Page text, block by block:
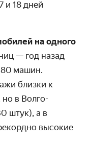
и 18 дней
на одного
— год назад
80 машин.
близки к
в Волго-
штук), а в
высокие